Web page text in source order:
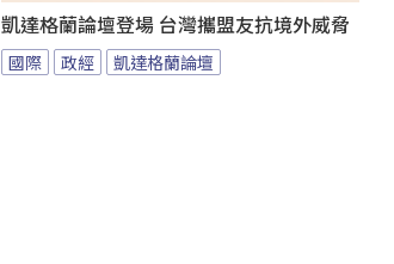
凱達格蘭論壇登場 台灣攜盟友抗境外威脅
國際 政經 凱達格蘭論壇